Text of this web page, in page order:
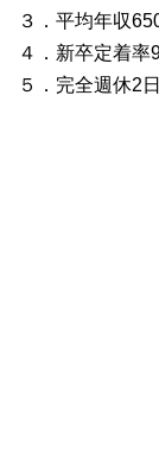
３．平均年収
４．新卒定着率
５．完全週休2